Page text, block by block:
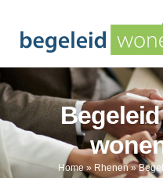
Home» Rhenen»